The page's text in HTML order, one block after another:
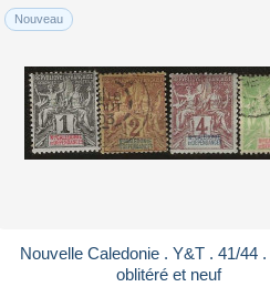
Nouveau
Nouvelle Caledonie . Y&T . 41/44 . o et * .
oblitéré et neuf